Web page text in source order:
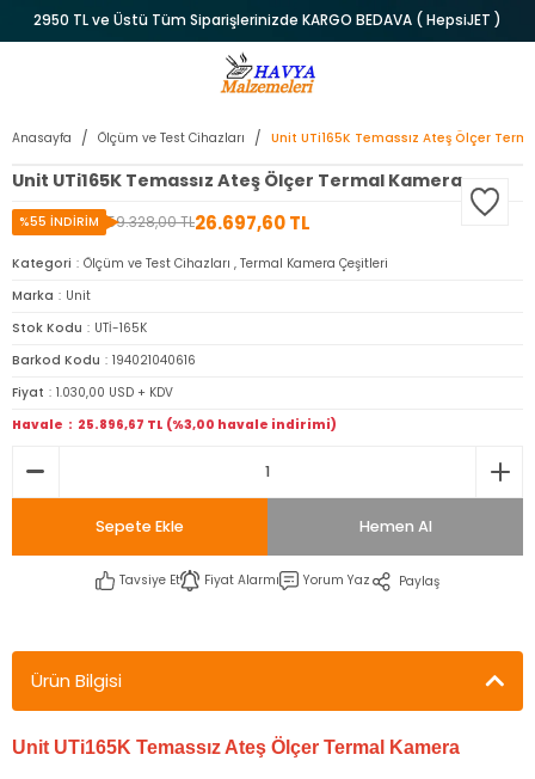
2950 TL ve Üstü Tüm Siparişlerinizde KARGO BEDAVA ( HepsiJET )
Anasayfa Ölçüm ve Test Cihazları Unit UTi165K Temassız Ateş Ölçer
Unit UTi165K Temassız Ateş Ölçer Termal Kamera
59.328,00 TL26.697,60 TL
%55 İNDİRİM
Kategori Ölçüm ve Test Cihazları , Termal Kamera Çeşitleri
Marka
Unit
Stok Kodu
UTİ-165K
Barkod Kodu
194021040616
Fiyat
1.030,00 USD + KDV
Havale
25.896,67 TL (%3,00 havale indirimi)
Sepete Ekle Hemen Al
Tavsiye Et Fiyat Alarmı Yorum Yaz Paylaş
Ürün Bilgisi
Unit UTi165K Temassız Ateş Ölçer Termal Kamera